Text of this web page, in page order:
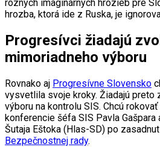
rôznych imaginárnych hrozieb pre
hrozba, ktorá ide z Ruska, je
Progresívci žiadajú
mimoriadneho výboru
Rovnako aj Progresívne Slovensko
vysvetlila svoje kroky. Žiadajú preto
výboru na kontrolu SIS. Chcú
konferencie šéfa SIS Pavla Gašpara
Šutaja Eštoka (Hlas-SD) po
Bezpečnostnej rady.